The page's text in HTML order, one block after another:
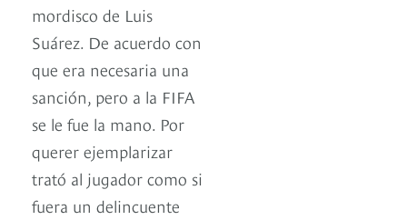
mordisco de Luis
Suárez. De acuerdo con
que era necesaria una
sanción, pero a la FIFA
se le fue la mano. Por
querer ejemplarizar
trató al jugador como si
fuera un delincuente